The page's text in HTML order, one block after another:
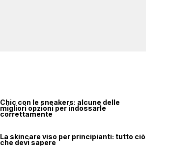
Chic con le sneakers: alcune delle
migliori opzioni per indossarle
correttamente
La skincare viso per principianti: tutto ciò
che devi sapere